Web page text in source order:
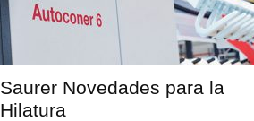
Saurer Novedades para la
Hilatura